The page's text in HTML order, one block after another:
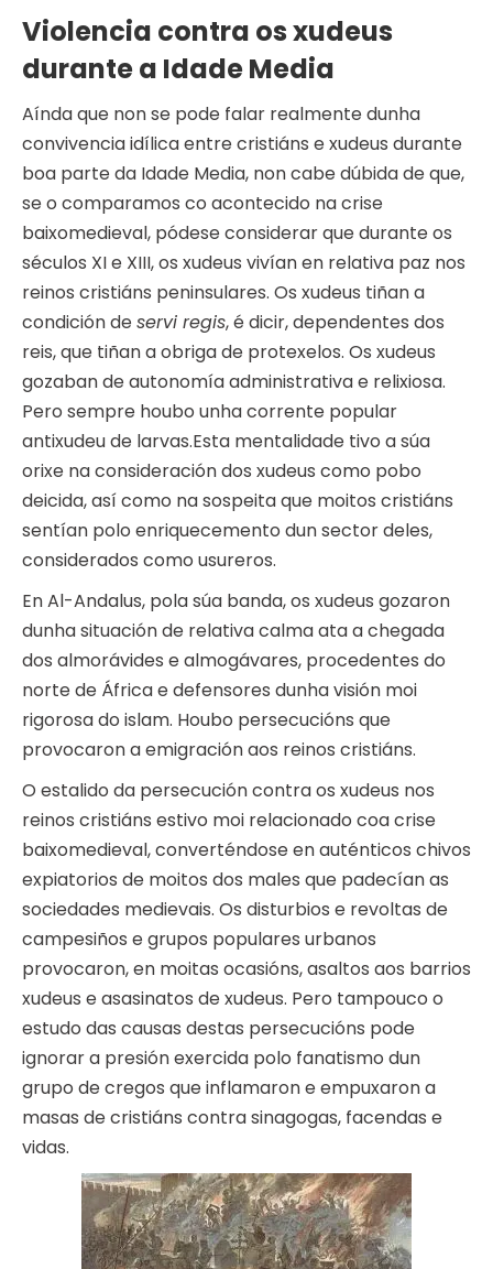
Violencia contra os xudeus
durante a Idade Media
Aínda que non se pode falar realmente dunha
convivencia idílica entre cristiáns e xudeus durante
boa parte da Idade Media, non cabe dúbida de que,
se o comparamos co acontecido na crise
baixomedieval, pódese considerar que durante os
séculos XI e XIII, os xudeus vivían en relativa paz nos
reinos cristiáns peninsulares. Os xudeus tiñan a
condición deservi regis, é dicir, dependentes dos
reis, que tiñan a obriga de protexelos. Os xudeus
gozaban de autonomía administrativa e relixiosa.
Pero sempre houbo unha corrente popular
antixudeu de larvas.Esta mentalidade tivo a súa
orixe na consideración dos xudeus como pobo
deicida, así como na sospeita que moitos cristiáns
sentían polo enriquecemento dun sector deles,
considerados como usureros.
En Al-Andalus, pola súa banda, os xudeus gozaron
dunha situación de relativa calma ata a chegada
dos almorávides e almogávares, procedentes do
norte de África e defensores dunha visión moi
rigorosa do islam. Houbo persecucións que
provocaron a emigración aos reinos cristiáns.
O estalido da persecución contra os xudeus nos
reinos cristiáns estivo moi relacionado coa crise
baixomedieval, converténdose en auténticos chivos
expiatorios de moitos dos males que padecían as
sociedades medievais. Os disturbios e revoltas de
campesiños e grupos populares urbanos
provocaron, en moitas ocasións, asaltos aos barrios
xudeus e asasinatos de xudeus. Pero tampouco o
estudo das causas destas persecucións pode
ignorar a presión exercida polo fanatismo dun
grupo de cregos que inflamaron e empuxaron a
masas de cristiáns contra sinagogas, facendas e
vidas.